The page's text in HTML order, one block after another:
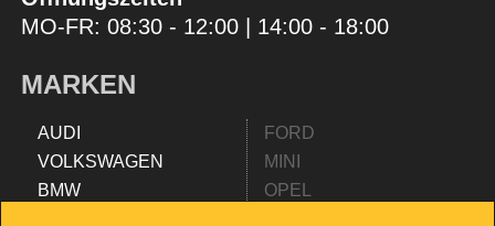
MO-FR: 08:30 - 12:00 | 14:00 - 18:00
MARKEN
AUDI
VOLKSWAGEN
BMW
FORD
MINI
OPEL